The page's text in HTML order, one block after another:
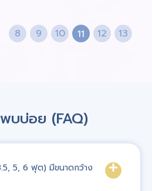
8 9 10 11 12
13
บบ่อย (FAQ)
5, 6 ฟุต) มีขนาดกว้าง